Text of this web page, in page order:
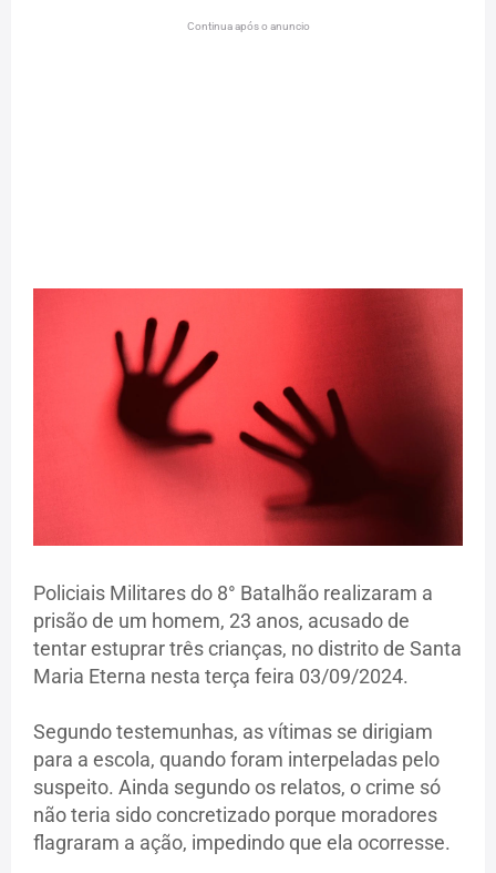
Continua após o anuncio
Policiais Militares do 8° Batalhão realizaram a
prisão de um homem, 23 anos, acusado de
tentar estuprar três crianças, no distrito de Santa
Maria Eterna nesta terça feira 03/09/2024.
Segundo testemunhas, as vítimas se dirigiam
para a escola, quando foram interpeladas pelo
suspeito. Ainda segundo os relatos, o crime só
não teria sido concretizado porque moradores
flagraram a ação, impedindo que ela ocorresse.